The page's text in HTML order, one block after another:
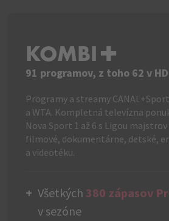
KOMBI+
91 programov, z toho 62 v HD
Programy a streamy
a WTA. Kompletná televízna
Nova Sport 1 až 6 s Ligou
filmové, dokumentárne, detské,
a videotéku.
Všetkých 380 zápasov
v sezóne